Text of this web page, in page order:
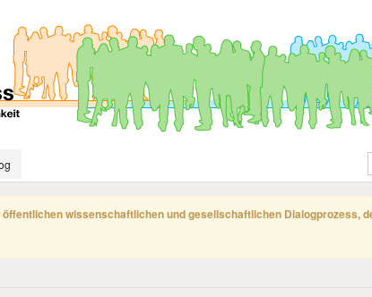
wissenschaftlichen und gesellschaftlichen Dialogprozess,